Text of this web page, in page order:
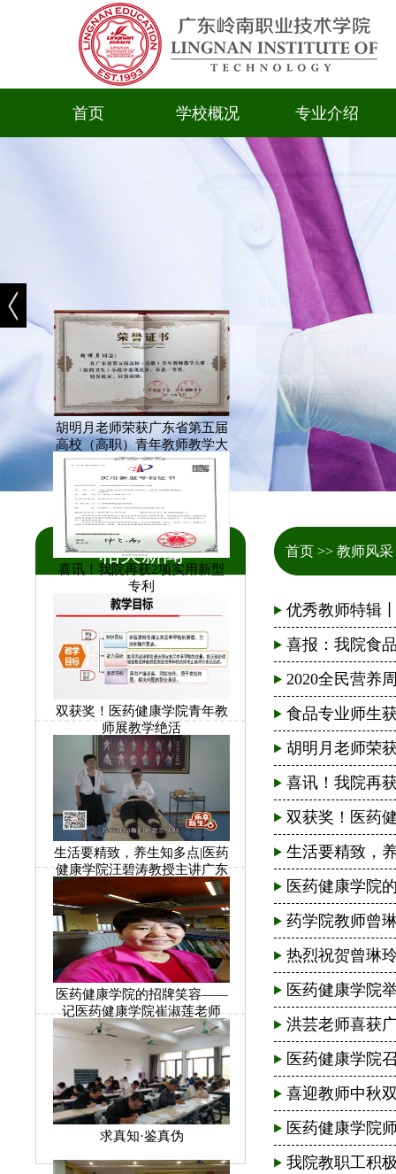
首页 学校概况 专业介绍
相关新闻
胡明月老师荣获广东省第五届
高校（高职）青年教师教学大
赛（医药卫生）小组一等奖
喜讯！我院再获2项实用新型
专利
双获奖！医药健康学院青年教
师展教学绝活
生活要精致，养生知多点|医药
健康学院汪碧涛教授主讲广东
电视台“百依百顺”系列养生节
目
医药健康学院的招牌笑容——
记医药健康学院崔淑莲老师
求真知·鉴真伪
首页 >> 教师风采
优秀教师特辑
喜报：我院食
2020全民营养
食品专业师生
胡明月老师荣
喜讯！我院再
双获奖！医药
生活要精致，
医药健康学院
药学院教师曾
热烈祝贺曾琳
医药健康学院
洪芸老师喜获
医药健康学院
喜迎教师中秋
医药健康学院
我院教职工积